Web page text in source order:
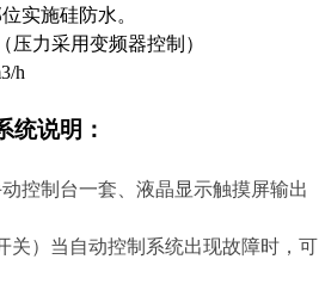
实施硅防水。
压力采用变频器控制）
h
统说明：
控制台一套、 液晶显示触摸屏输出
关）当自动控制系统出现故障时，可